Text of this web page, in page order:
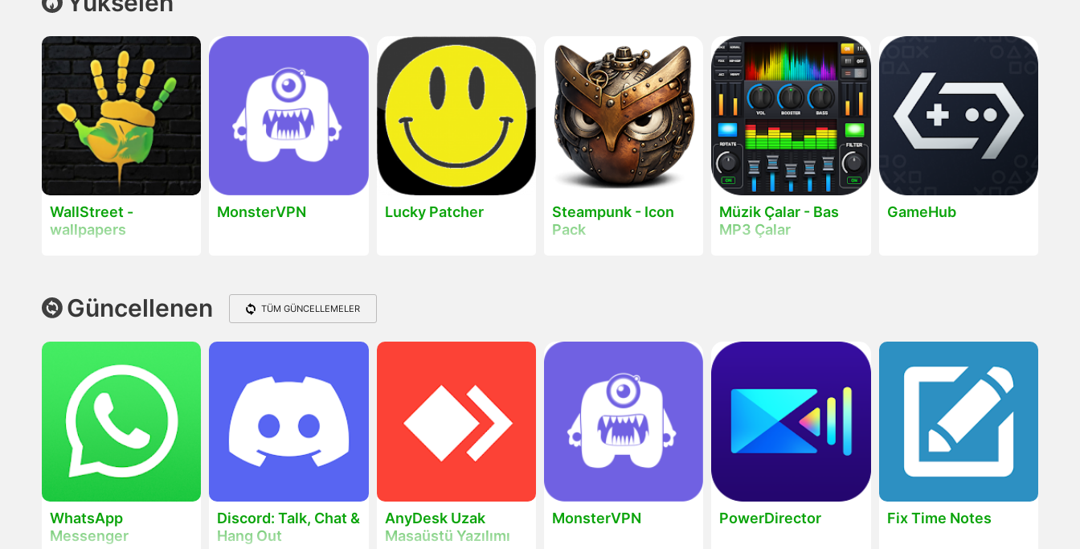
WallStreet -
wallpapers
MonsterVPN Lucky Patcher
Steampunk - Icon
Pack
Müzik Çalar - Bas
MP3 Çalar
GameHub
Güncellenen TÜM GÜNCELLEMELER
WhatsApp
Messenger
Discord: Talk, Chat &
Hang Out
AnyDesk Uzak
Masaüstü Yazılımı
MonsterVPN PowerDirector Fix Time Notes